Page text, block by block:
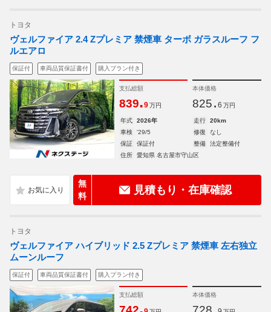
トヨタ
ヴェルファイア 2.4 Zプレミア 禁煙車 ターボ ガラスルーフ フ
ルエアロ
保証付 車両品質保証書付 購入プラン付き
支払総額
839.9 万円
本体価格
825. 6 万円
年式 2026年 走行
20km
車検
'29/5 修復
なし
保証
保証付 整備
法定整備付
住所
愛知県 名古屋市守山区
無
料
見積もり・在庫確認
トヨタ
ヴェルファイア ハイブリッド 2.5 Zプレミア 禁煙車 左右独立
ムーンルーフ
保証付 車両品質保証書付 購入プラン付き
支払総額 本体価格